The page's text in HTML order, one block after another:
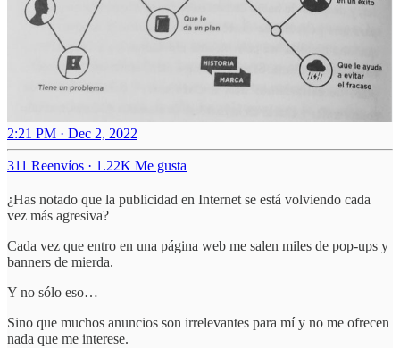
2:21 PM · Dec 2, 2022
311 Reenvíos · 1.22K Me gusta
¿Has notado que la publicidad en Internet se está volviendo cada
vez más agresiva?
Cada vez que entro en una página web me salen miles de pop-ups y
banners de mierda.
Y no sólo eso…
Sino que muchos anuncios son irrelevantes para mí y no me ofrecen
nada que me interese.